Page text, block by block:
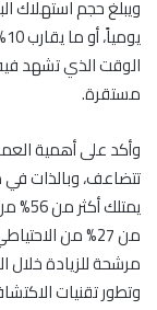
ويبلغ حجم استهلاك
الوقت الذي تشهد
مستقرة.
وأكد على أهمية
تتضاعف، وبالذات في
من 27% من
مرشحة للزيادة خلال
وتطور تقنيات